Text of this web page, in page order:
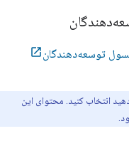
توسعه‌دهندگان
انتخاب کنید. محتوای این